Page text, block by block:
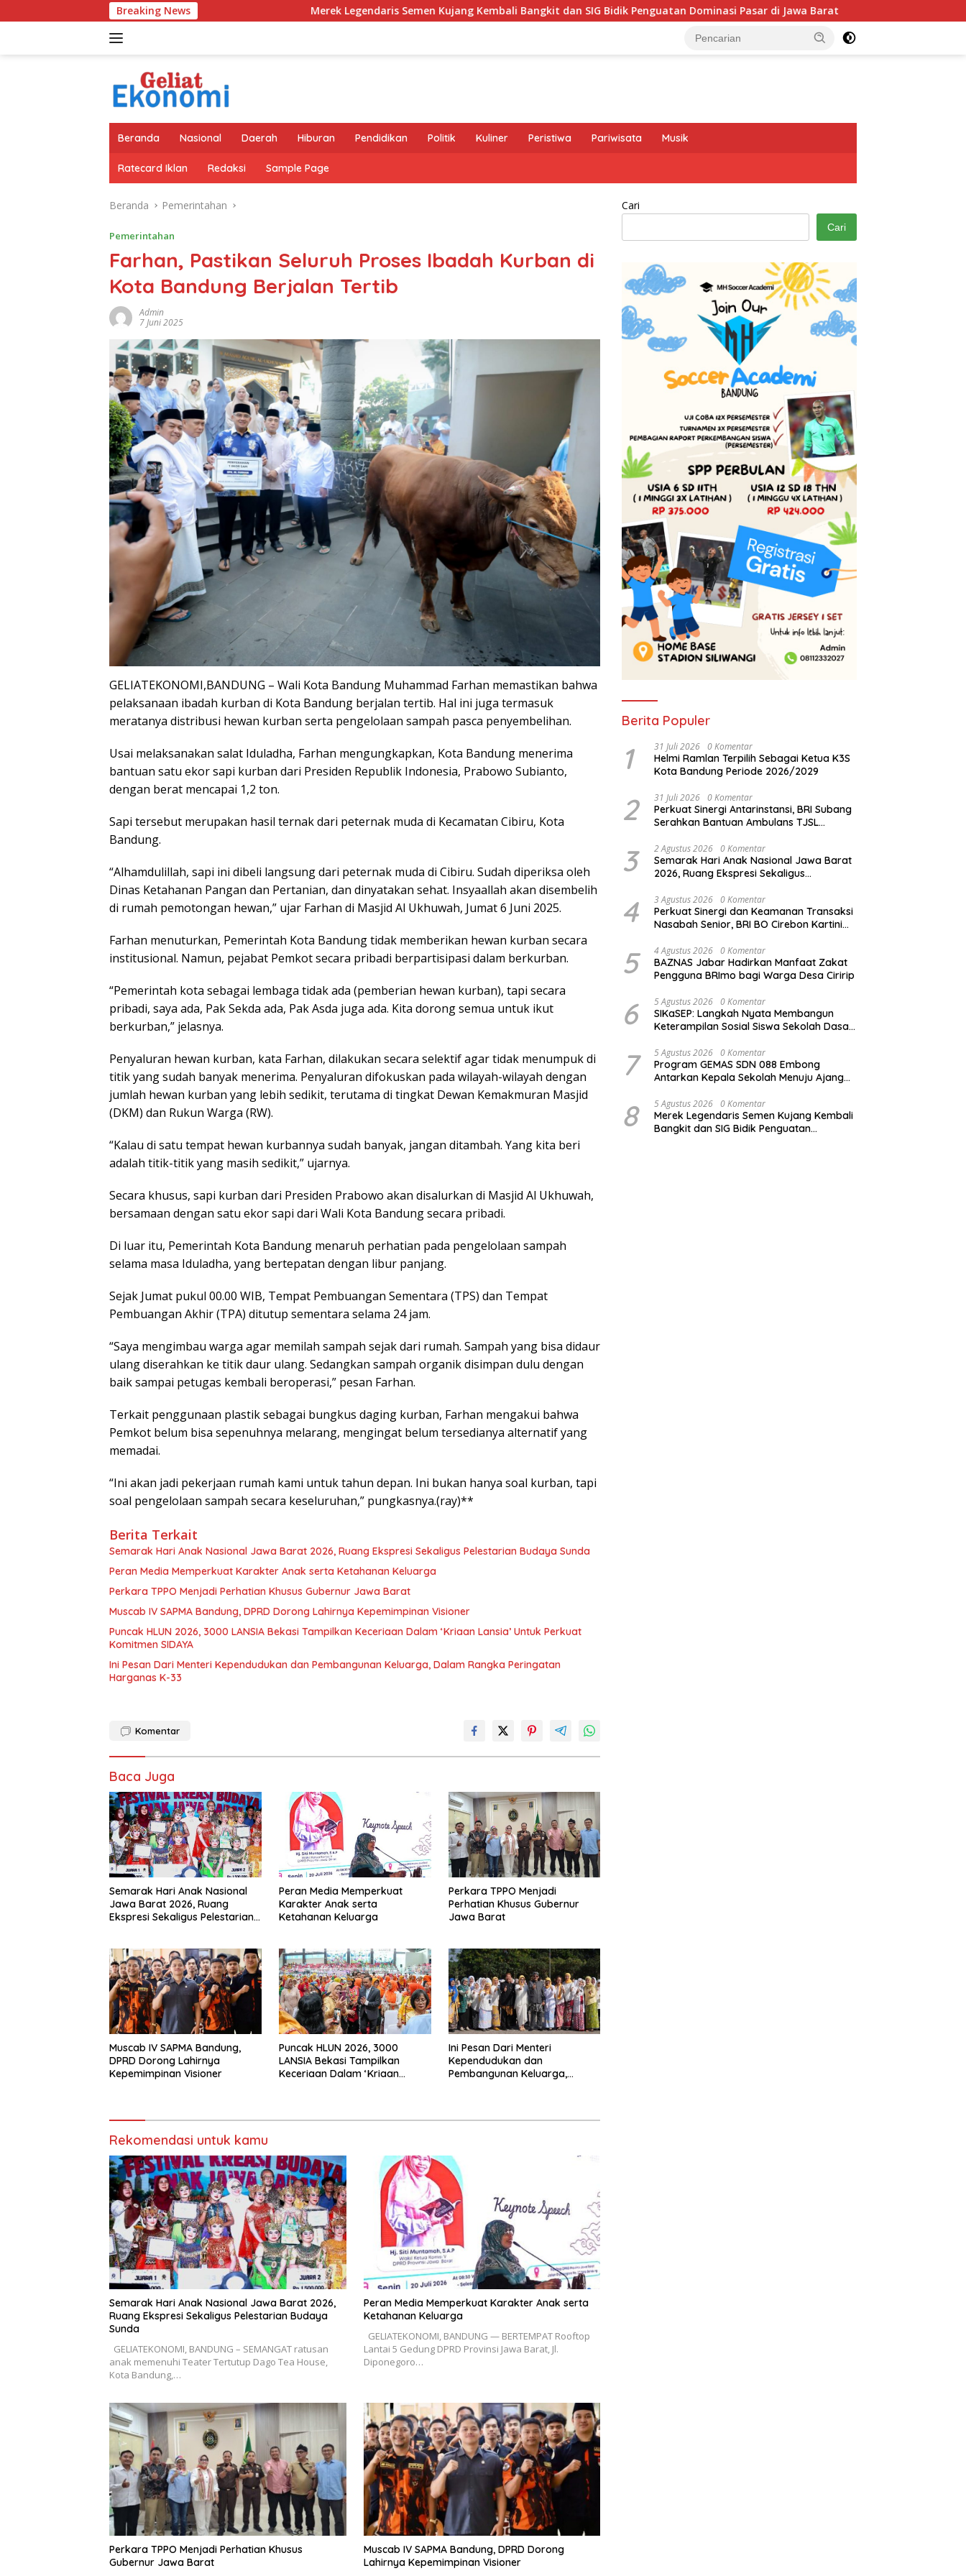
ke
Breaking NewsMerek Legendaris Semen Kujang Kembali Bangkit dan SIG Bidik Penguatan Dominasi Pasar di Jawa Barat Program GEMAS SDN 088 Embong
Beranda Nasional Daerah Hiburan Pendidikan Politik Kuliner Peristiwa Pariwisata Musik
Ratecard Iklan Redaksi Sample Page
Beranda Pemerintahan
Pemerintahan
Farhan, Pastikan Seluruh Proses Ibadah Kurban di
Kota Bandung Berjalan Tertib
Admin
7 Juni 2025
GELIATEKONOMI,BANDUNG – Wali Kota Bandung Muhammad Farhan memastikan bahwa
pelaksanaan ibadah kurban di Kota Bandung berjalan tertib. Hal ini juga termasuk
meratanya distribusi hewan kurban serta pengelolaan sampah pasca penyembelihan.
Usai melaksanakan salat Iduladha, Farhan mengungkapkan, Kota Bandung menerima
bantuan satu ekor sapi kurban dari Presiden Republik Indonesia, Prabowo Subianto,
dengan berat mencapai 1,2 ton.
Sapi tersebut merupakan hasil ternak dari peternak muda di Kecamatan Cibiru, Kota
Bandung.
“Alhamdulillah, sapi ini dibeli langsung dari peternak muda di Cibiru. Sudah diperiksa oleh
Dinas Ketahanan Pangan dan Pertanian, dan dinyatakan sehat. Insyaallah akan disembelih
di rumah pemotongan hewan,” ujar Farhan di Masjid Al Ukhuwah, Jumat 6 Juni 2025.
Farhan menuturkan, Pemerintah Kota Bandung tidak memberikan hewan kurban secara
institusional. Namun, pejabat Pemkot secara pribadi berpartisipasi dalam berkurban.
“Pemerintah kota sebagai lembaga tidak ada (pemberian hewan kurban), tapi secara
pribadi, saya ada, Pak Sekda ada, Pak Asda juga ada. Kita dorong semua untuk ikut
berkurban,” jelasnya.
Penyaluran hewan kurban, kata Farhan, dilakukan secara selektif agar tidak menumpuk di
titik yang sudah banyak menerima. Penyaluran difokuskan pada wilayah-wilayah dengan
jumlah hewan kurban yang lebih sedikit, terutama di tingkat Dewan Kemakmuran Masjid
(DKM) dan Rukun Warga (RW).
“Kalau di satu tempat hewan kurbannya sudah banyak, jangan ditambah. Yang kita beri
adalah titik-titik yang masih sedikit,” ujarnya.
Secara khusus, sapi kurban dari Presiden Prabowo akan disalurkan di Masjid Al Ukhuwah,
bersamaan dengan satu ekor sapi dari Wali Kota Bandung secara pribadi.
Di luar itu, Pemerintah Kota Bandung menaruh perhatian pada pengelolaan sampah
selama masa Iduladha, yang bertepatan dengan libur panjang.
Sejak Jumat pukul 00.00 WIB, Tempat Pembuangan Sementara (TPS) dan Tempat
Pembuangan Akhir (TPA) ditutup sementara selama 24 jam.
“Saya mengimbau warga agar memilah sampah sejak dari rumah. Sampah yang bisa didaur
ulang diserahkan ke titik daur ulang. Sedangkan sampah organik disimpan dulu dengan
baik sampai petugas kembali beroperasi,” pesan Farhan.
Terkait penggunaan plastik sebagai bungkus daging kurban, Farhan mengakui bahwa
Pemkot belum bisa sepenuhnya melarang, mengingat belum tersedianya alternatif yang
memadai.
“Ini akan jadi pekerjaan rumah kami untuk tahun depan. Ini bukan hanya soal kurban, tapi
soal pengelolaan sampah secara keseluruhan,” pungkasnya.(ray)**
Berita Terkait
Semarak Hari Anak Nasional Jawa Barat 2026, Ruang Ekspresi Sekaligus Pelestarian Budaya Sunda
Peran Media Memperkuat Karakter Anak serta Ketahanan Keluarga
Perkara TPPO Menjadi Perhatian Khusus Gubernur Jawa Barat
Muscab IV SAPMA Bandung, DPRD Dorong Lahirnya Kepemimpinan Visioner
Puncak HLUN 2026, 3000 LANSIA Bekasi Tampilkan Keceriaan Dalam ‘Kriaan Lansia’ Untuk Perkuat
Komitmen SIDAYA
Ini Pesan Dari Menteri Kependudukan dan Pembangunan Keluarga, Dalam Rangka Peringatan
Harganas K-33
Komentar
Baca Juga
Semarak Hari Anak Nasional
Jawa Barat 2026, Ruang
Ekspresi Sekaligus Pelestarian
Peran Media Memperkuat
Karakter Anak serta
Ketahanan Keluarga
Perkara TPPO Menjadi
Perhatian Khusus Gubernur
Jawa Barat
Muscab IV SAPMA Bandung,
DPRD Dorong Lahirnya
Kepemimpinan Visioner
Puncak HLUN 2026, 3000
LANSIA Bekasi Tampilkan
Keceriaan Dalam ‘Kriaan
Ini Pesan Dari Menteri
Kependudukan dan
Pembangunan Keluarga,
Rekomendasi untuk kamu
Semarak Hari Anak Nasional Jawa Barat 2026,
Ruang Ekspresi Sekaligus Pelestarian Budaya
Sunda
GELIATEKONOMI, BANDUNG – SEMANGAT ratusan
anak memenuhi Teater Tertutup Dago Tea House,
Kota Bandung,…
Peran Media Memperkuat Karakter Anak serta
Ketahanan Keluarga
GELIATEKONOMI, BANDUNG — BERTEMPAT Rooftop
Lantai 5 Gedung DPRD Provinsi Jawa Barat, Jl.
Diponegoro…
Perkara TPPO Menjadi Perhatian Khusus
Gubernur Jawa Barat
Muscab IV SAPMA Bandung, DPRD Dorong
Lahirnya Kepemimpinan Visioner
Cari
Cari
Berita Populer
1 31 Juli 2026 0 Komentar
Helmi Ramlan Terpilih Sebagai Ketua K3S
Kota Bandung Periode 2026/2029
2 31 Juli 2026 0 Komentar
Perkuat Sinergi Antarinstansi, BRI Subang
Serahkan Bantuan Ambulans TJSL
Penunjang Kesehatan Masyarakat
3 2 Agustus 2026 0 Komentar
Semarak Hari Anak Nasional Jawa Barat
2026, Ruang Ekspresi Sekaligus
4 3 Agustus 2026 0 Komentar
Perkuat Sinergi dan Keamanan Transaksi
Nasabah Senior, BRI BO Cirebon Kartini
5 4 Agustus 2026 0 Komentar
BAZNAS Jabar Hadirkan Manfaat Zakat
Pengguna BRImo bagi Warga Desa Ciririp
6 5 Agustus 2026 0 Komentar
SIKaSEP: Langkah Nyata Membangun
Keterampilan Sosial Siswa Sekolah Dasar
7 5 Agustus 2026 0 Komentar
Program GEMAS SDN 088 Embong
Antarkan Kepala Sekolah Menuju Ajang
Barat 2026
8 5 Agustus 2026 0 Komentar
Merek Legendaris Semen Kujang Kembali
Bangkit dan SIG Bidik Penguatan